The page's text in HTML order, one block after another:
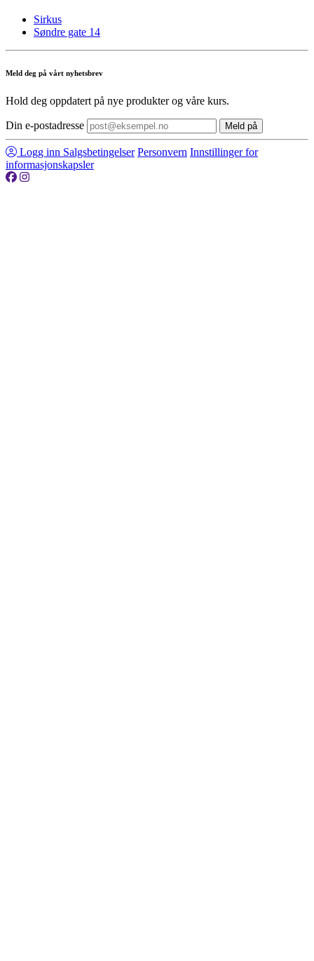
Sirkus
Søndre gate 14
Meld deg på vårt nyhetsbrev
Hold deg oppdatert på nye produkter og våre kurs.
Din e-postadresse Meld på
Logg inn Salgsbetingelser Personvern Innstillinger for
informasjonskapsler